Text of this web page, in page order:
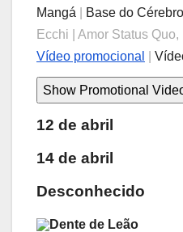
Mangá Base do Cérebro
Ecchi | Amor Status Quo,
Vídeo promocional
12 de abril
14 de abril
Desconhecido
Dente de Leão